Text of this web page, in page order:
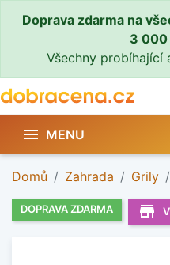
Doprava zdarma na
3 000
Všechny probíhající
 MENU
Domů Zahrada Grily
DOPRAVA ZDARMA store_mall_directory